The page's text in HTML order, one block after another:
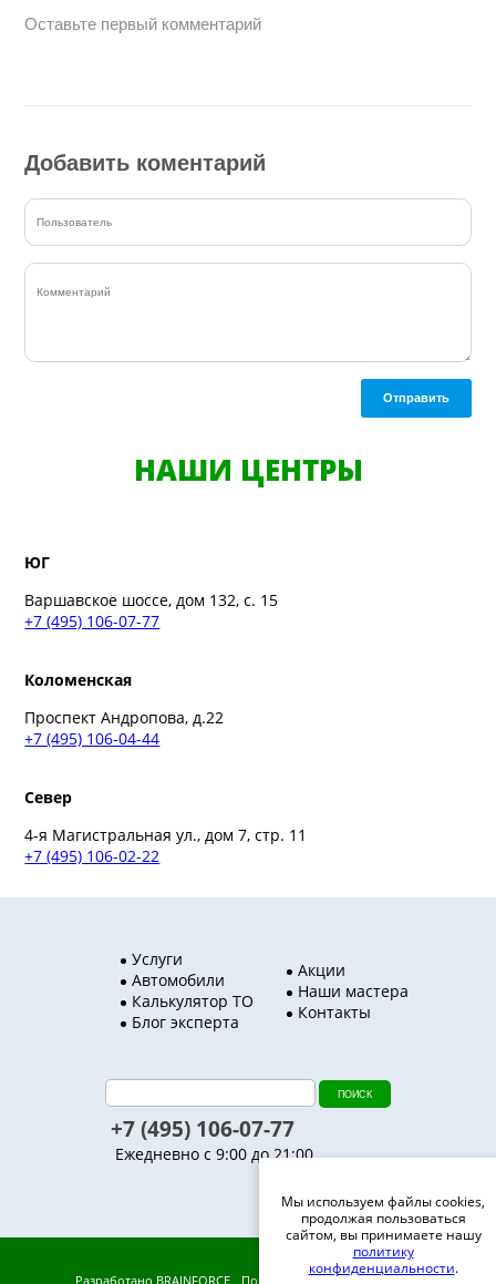
Мы используем файлы cookies,
продолжая пользоваться
сайтом, вы принимаете нашу
политику
конфиденциальности.
Оставьте первый комментарий
Добавить коментарий
Отправить
НАШИ ЦЕНТРЫ
ЮГ
Варшавское шоссе, дом 132, с. 15
+7 (495) 106-07-77
Коломенская
Проспект Андропова, д.22
+7 (495) 106-04-44
Север
4-я Магистральная ул., дом 7, стр. 11
+7 (495) 106-02-22
Услуги
Автомобили
Калькулятор ТО
Блог эксперта
Акции
Наши мастера
Контакты
+7 (495) 106-07-77
Ежедневно с 9:00 до 21:00
Разработано BRAINFORCE Политика конфиденциальности